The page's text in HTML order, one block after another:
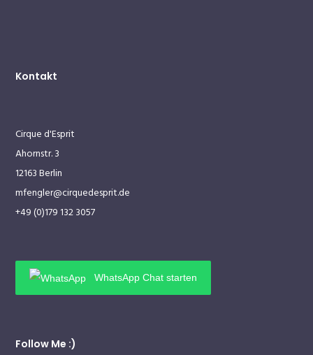
Kontakt
Cirque d'Esprit
Ahornstr. 3
12163 Berlin
mfengler@cirquedesprit.de
+49 (0)179 132 3057
WhatsApp Chat starten
Follow Me :)